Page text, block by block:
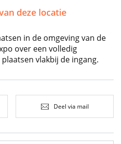
deze locatie
in de omgeving van de
over een volledig
vlakbij de ingang.
Deel via mail